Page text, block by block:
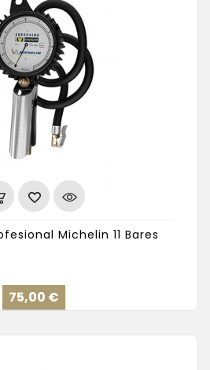
Michelin 11 Bares
75,00 €